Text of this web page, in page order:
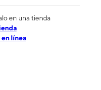
en una tienda
línea